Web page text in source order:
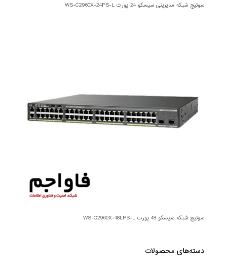
سوئیچ شبکه مدیریتی سیسکو 24 پورت WS-C2960X-24PS-L
سوئیچ شبکه سیسکو 48 پورت WS-C2960X-48LPS-L
دسته‌های محصولات